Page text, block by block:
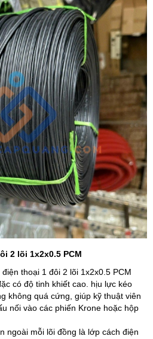
2 lõi 1x2x0.5 PCM
thoại 1 đôi 2 lõi 1x2x0.5 PCM
có độ tinh khiết cao. hịu lực kéo
không quá cứng, giúp kỹ thuật viên
nối vào các phiến Krone hoặc hộp
ngoài mỗi lõi đồng là lớp cách điện